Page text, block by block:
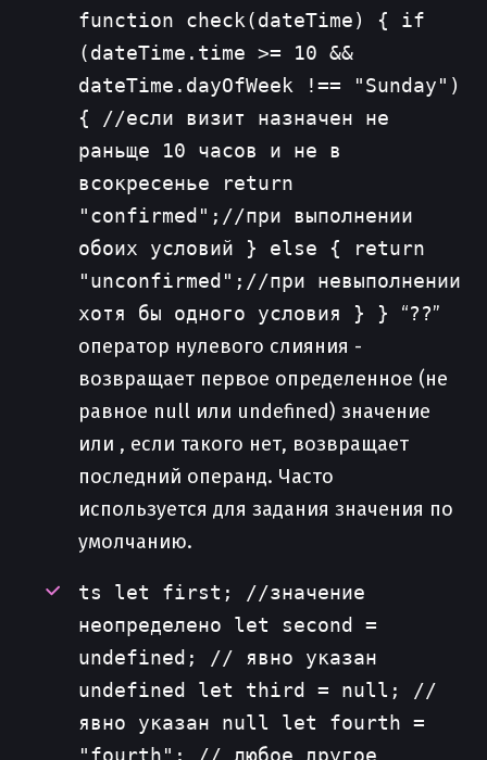
function check(dateTime) { if
(dateTime.time >= 10 &&
dateTime.dayOfWeek !== "Sunday")
{ //если визит назначен не
раньще 10 часов и не в
всокресенье return
"confirmed";//при выполнении
обоих условий } else { return
"unconfirmed";//при невыполнении
хотя бы одного условия } } “??”
оператор нулевого слияния -
возвращает первое определенное (не
равное null или undefined) значение
или , если такого нет, возвращает
последний операнд. Часто
используется для задания значения по
умолчанию.
ts let first; //значение
неопределено let second =
undefined; // явно указан
undefined let third = null; //
явно указан null let fourth =
"fourth"; // любое другое